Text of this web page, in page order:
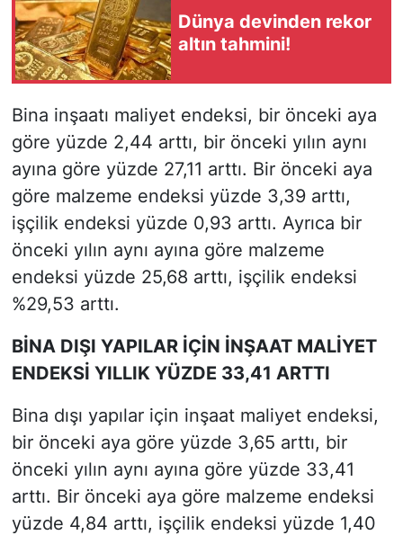
Dünya devinden rekor
altın tahmini!
Bina inşaatı maliyet endeksi, bir önceki aya
göre yüzde 2,44 arttı, bir önceki yılın aynı
ayına göre yüzde 27,11 arttı. Bir önceki aya
göre malzeme endeksi yüzde 3,39 arttı,
işçilik endeksi yüzde 0,93 arttı. Ayrıca bir
önceki yılın aynı ayına göre malzeme
endeksi yüzde 25,68 arttı, işçilik endeksi
%29,53 arttı.
BİNA DIŞI YAPILAR İÇİN İNŞAAT MALİYET
ENDEKSİ YILLIK YÜZDE 33,41 ARTTI
Bina dışı yapılar için inşaat maliyet endeksi,
bir önceki aya göre yüzde 3,65 arttı, bir
önceki yılın aynı ayına göre yüzde 33,41
arttı. Bir önceki aya göre malzeme endeksi
yüzde 4,84 arttı, işçilik endeksi yüzde 1,40